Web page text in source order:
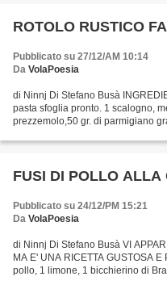
ROTOLO RUSTICO
Pubblicato su 27/12/AM 10:14
Da VolaPoesia
di Ninnj Di Stefano Busà
pasta sfoglia pronto. 1 scalogno,
prezzemolo,50 gr. di parmigiano
FUSI DI POLLO ALLA
Pubblicato su 24/12/PM 15:21
Da VolaPoesia
di Ninnj Di Stefano Busà VI
MA E' UNA RICETTA GUSTOSA
pollo, 1 limone, 1 bicchierino di